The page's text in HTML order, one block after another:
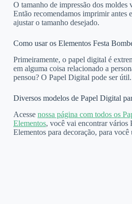
O tamanho de impressão dos moldes
Então recomendamos imprimir antes
ajustar o tamanho desejado.
Como usar os Elementos Festa
Primeiramente, o papel digital é
em alguma coisa relacionado a
pensou? O Papel Digital pode ser útil.
Diversos modelos de Papel Digital
Acesse nossa página com todos os
Elementos, você vai encontrar vários
Elementos para decoração, para você